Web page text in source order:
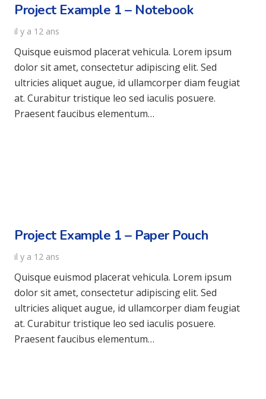
Project Example 1 – Notebook
il y a 12 ans
Quisque euismod placerat vehicula. Lorem ipsum
dolor sit amet, consectetur adipiscing elit. Sed
ultricies aliquet augue, id ullamcorper diam feugiat
at. Curabitur tristique leo sed iaculis posuere.
Praesent faucibus elementum…
Project Example 1 – Paper Pouch
il y a 12 ans
Quisque euismod placerat vehicula. Lorem ipsum
dolor sit amet, consectetur adipiscing elit. Sed
ultricies aliquet augue, id ullamcorper diam feugiat
at. Curabitur tristique leo sed iaculis posuere.
Praesent faucibus elementum…